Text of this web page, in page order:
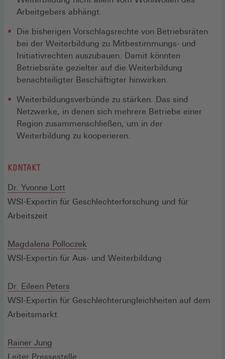
Arbeitgebers abhängt.
Die bisherigen Vorschlagsrechte von Betriebsräten
bei der Weiterbildung zu Mitbestimmungs- und
Initiativrechten auszubauen. Damit könnten
Betriebsräte gezielter auf die Weiterbildung
benachteiligter Beschäftigter hinwirken.
Weiterbildungsverbünde zu stärken. Das sind
Netzwerke, in denen sich mehrere Betriebe einer
Region zusammenschließen, um in der
Weiterbildung zu kooperieren.
KONTAKT
Dr. Yvonne Lott
in
Fenster)
WSI-Expertin für Geschlechterforschung und für
Arbeitszeit
Magdalena Polloczek
in
Fenster)
WSI-Expertin für Aus- und Weiterbildung
Dr. Eileen Peters
in
WSI-Expertin für Geschlechterungleichheiten auf dem
Arbeitsmarkt
Rainer Jung
in
Leiter Pressestelle